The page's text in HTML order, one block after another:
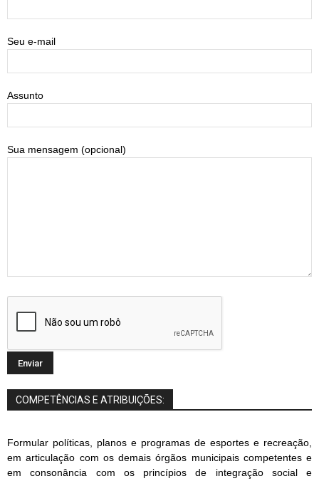
Seu e-mail
Assunto
Sua mensagem (opcional)
COMPETÊNCIAS E ATRIBUIÇÕES:
Formular políticas, planos e programas de esportes e recreação,
em articulação com os demais órgãos municipais competentes e
em consonância com os princípios de integração social e